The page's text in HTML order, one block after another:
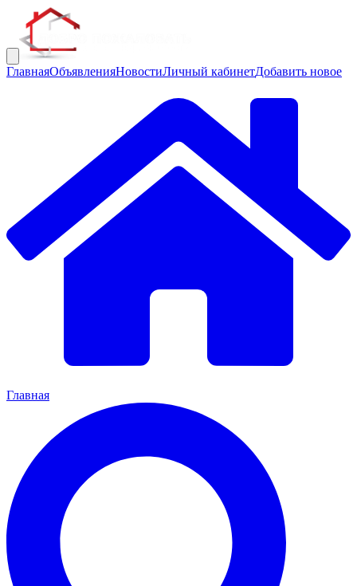
ГлавнаяОбъявленияНовостиЛичный кабинетДобавить новое
Главная